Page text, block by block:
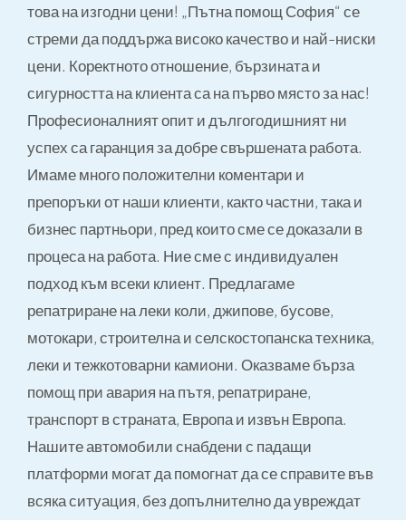
това на изгодни цени! „Пътна помощ София“ се
стреми да поддържа високо качество и най-ниски
цени. Коректното отношение, бързината и
сигурността на клиента са на първо място за нас!
Професионалният опит и дългогодишният ни
успех са гаранция за добре свършената работа.
Имаме много положителни коментари и
препоръки от наши клиенти, както частни, така и
бизнес партньори, пред които сме се доказали в
процеса на работа. Ние сме с индивидуален
подход към всеки клиент. Предлагаме
репатриране на леки коли, джипове, бусове,
мотокари, строителна и селскостопанска техника,
леки и тежкотоварни камиони. Оказваме бърза
помощ при авария на пътя, репатриране,
транспорт в страната, Европа и извън Европа.
Нашите автомобили снабдени с падащи
платформи могат да помогнат да се справите във
всяка ситуация, без допълнително да увреждат